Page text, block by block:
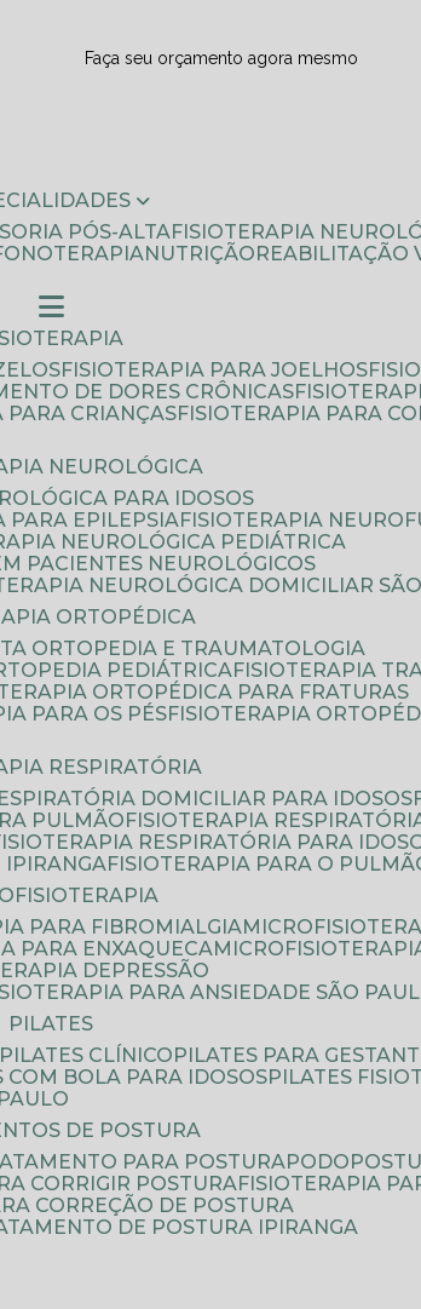
Faça seu orçamento agora mesmo
PÓS-ALTA
FISIOTERAPIA
FONOTERAPIA NUTRIÇÃO
FISIOTERAPIA PARA JOELHOS
DE DORES CRÔNICAS
PARA CRIANÇAS
FISIOTERAPIA PARA
NEUROLÓGICA
PARA IDOSOS
PARA EPILEPSIA
FISIOTERAPIA
NEUROLÓGICA PEDIÁTRICA
PACIENTES NEUROLÓGICOS
NEUROLÓGICA DOMICILIAR
ORTOPÉDICA
ORTOPEDIA E TRAUMATOLOGIA
PEDIÁTRICA
FISIOTERAPIA
ORTOPÉDICA PARA FRATURAS
PARA OS PÉS
FISIOTERAPIA
RESPIRATÓRIA
DOMICILIAR PARA IDOSOS
PULMÃO
FISIOTERAPIA
FISIOTERAPIA RESPIRATÓRIA PARA
IPIRANGA
FISIOTERAPIA PARA O
PARA FIBROMIALGIA
PARA ENXAQUECA
DEPRESSÃO
PARA ANSIEDADE SÃO
PILATES
PILATES CLÍNICO
PILATES PARA
COM BOLA PARA IDOSOS PILATES
DE POSTURA
PARA POSTURA
CORRIGIR POSTURA
FISIOTERAPIA
CORREÇÃO DE POSTURA
DE POSTURA IPIRANGA